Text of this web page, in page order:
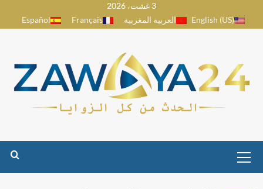
3 غشت، 2026
English (US)
العربية المغربية Français
Español
Menu